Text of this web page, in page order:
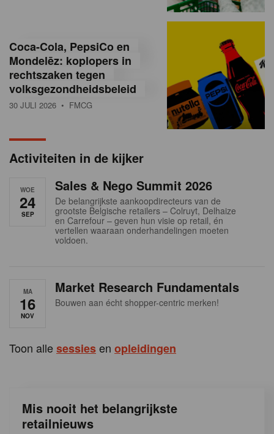
e
a
n
Coca-Cola, PepsiCo en
Mondelēz: koplopers in
rechtszaken tegen
volksgezondheidsbeleid
30 JULI 2026 • FMCG
Activiteiten in de kijker
WOE
24
SEP
Sales & Nego Summit 2026
De belangrijkste aankoopdirecteurs van de
grootste Belgische retailers – Colruyt, Delhaize
en Carrefour – geven hun visie op retail, én
vertellen waaraan onderhandelingen moeten
voldoen.
MA
16
NOV
Market Research Fundamentals
Bouwen aan écht shopper-centric merken!
Toon allesessiesen opleidingen
Mis nooit het belangrijkste
retailnieuws